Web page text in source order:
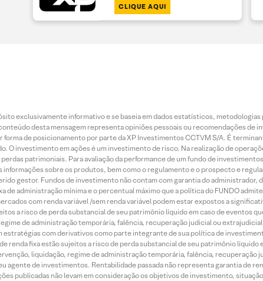
CLIQUE AQUI
exclusivamente informativo e se baseia em dados estatísticos,
desta mensagem representa opiniões pessoais ou recomendações
forma de posicionamento por parte da XP Investimentos CCTVM S/A. É
O investimento em ações é um investimento de risco. Na realização de
patrimoniais. Para avaliação da performance de um fundo de
informações sobre os produtos, bem como o regulamento e o prospecto e
gestor. Fundos de investimento não contam com garantia do
de administração mínima e o percentual máximo que a política do FUNDO
com renda variável /sem renda variável podem estar expostos a
a risco de perda substancial de seu patrimônio líquido em caso de eventos
de administração temporária, falência, recuperação judicial ou
com derivativos como parte integrante de sua política de
renda fixa estão sujeitos a risco de perda substancial de seu patrimônio
liquidação, regime de administração temporária, falência,
agente de investimentos. Rentabilidade passada não representa garantia de
publicadas não levam em consideração os objetivos de investimento,